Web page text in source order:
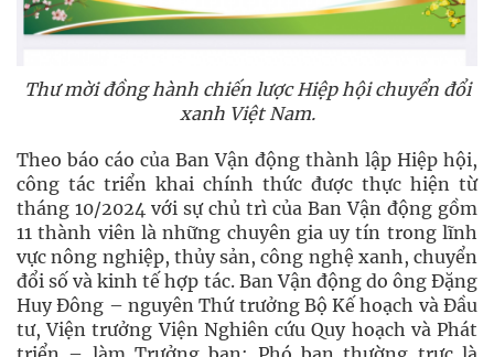
Thư mời đồng hành chiến lược Hiệp hội chuyển đổi
xanh Việt Nam.
Theo báo cáo của Ban Vận động thành lập Hiệp hội,
công tác triển khai chính thức được thực hiện từ
tháng 10/2024 với sự chủ trì của Ban Vận động gồm
11 thành viên là những chuyên gia uy tín trong lĩnh
vực nông nghiệp, thủy sản, công nghệ xanh, chuyển
đổi số và kinh tế hợp tác. Ban Vận động do ông Đặng
Huy Đông – nguyên Thứ trưởng Bộ Kế hoạch và Đầu
tư, Viện trưởng Viện Nghiên cứu Quy hoạch và Phát